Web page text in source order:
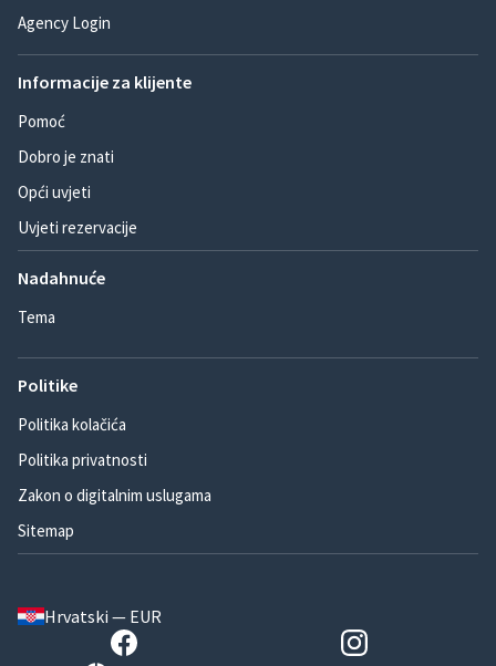
Agency Login
Informacije za klijente
Pomoć
Dobro je znati
Opći uvjeti
Uvjeti rezervacije
Nadahnuće
Tema
Politike
Politika kolačića
Politika privatnosti
Zakon o digitalnim uslugama
Sitemap
Hrvatski — EUR